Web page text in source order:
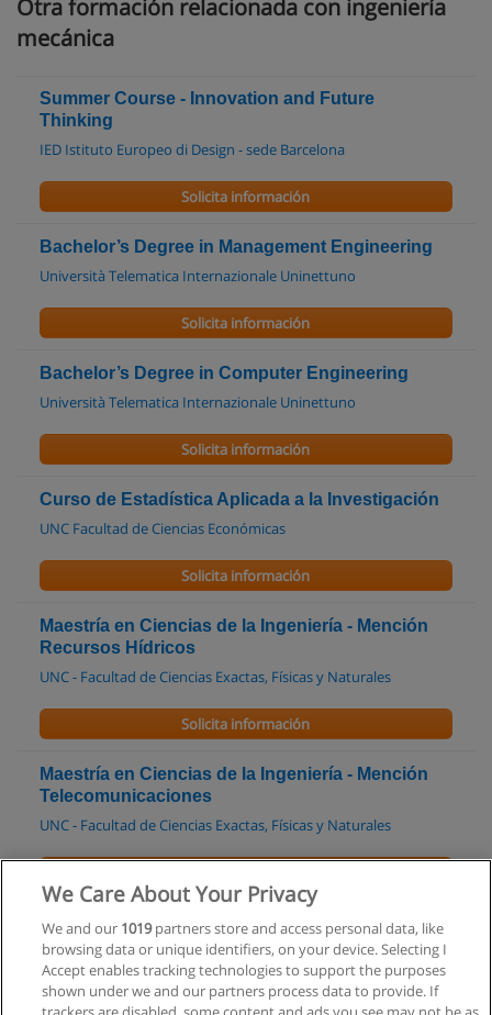
Otra formación relacionada con ingeniería
mecánica
Summer Course - Innovation and Future
Thinking
IED Istituto Europeo di Design - sede Barcelona
Solicita información
Bachelor’s Degree in Management Engineering
Università Telematica Internazionale Uninettuno
Solicita información
Bachelor’s Degree in Computer Engineering
Università Telematica Internazionale Uninettuno
Solicita información
Curso de Estadística Aplicada a la Investigación
UNC Facultad de Ciencias Económicas
Solicita información
Maestría en Ciencias de la Ingeniería - Mención
Recursos Hídricos
UNC - Facultad de Ciencias Exactas, Físicas y Naturales
Solicita información
Maestría en Ciencias de la Ingeniería - Mención
Telecomunicaciones
UNC - Facultad de Ciencias Exactas, Físicas y Naturales
Maestría en Ciencias de la Ingeniería - Mención
Transporte
UNC - Facultad de Ciencias Exactas, Físicas y Naturales
We Care About Your Privacy
We and our 1019partners store and access personal data, like
browsing data or unique identifiers, on your device. Selecting I
Accept enables tracking technologies to support the purposes
shown under we and our partners process data to provide. If